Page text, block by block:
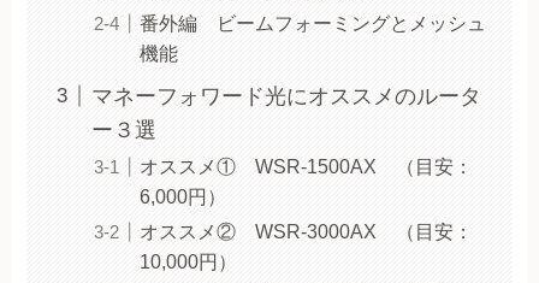
番外編 ビームフォーミングとメッシュ
機能
マネーフォワード光にオススメのルータ
ー３選
オススメ① WSR-1500AX （目安：
6,000円）
オススメ② WSR-3000AX （目安：
10,000円）